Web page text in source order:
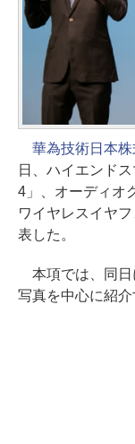
華為技術日本
日、ハイエンド
4」、オーディオ
ワイヤレスイヤ
表した。
本項では、同日
写真を中心に紹介